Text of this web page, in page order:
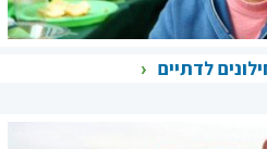
לדתיים